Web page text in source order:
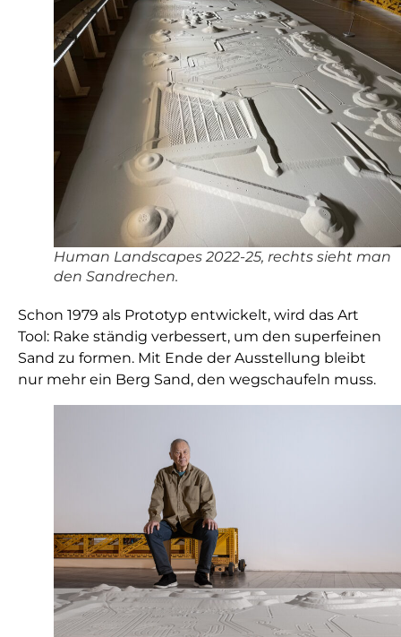
Human Landscapes 2022-25, rechts sieht man
den Sandrechen.
Schon 1979 als Prototyp entwickelt, wird das Art
Tool: Rake ständig verbessert, um den superfeinen
Sand zu formen. Mit Ende der Ausstellung bleibt
nur mehr ein Berg Sand, den wegschaufeln muss.